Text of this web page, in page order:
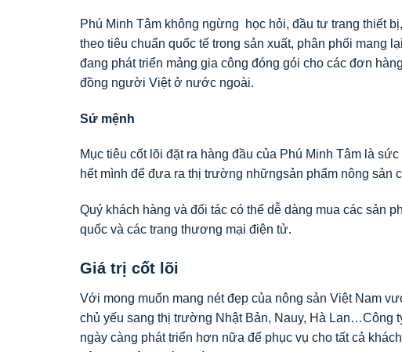
Phú Minh Tâm không ngừng học hỏi, đầu tư trang thiết
theo tiêu chuẩn quốc tế trong sản xuất, phân phối mang
đang phát triển mảng gia công đóng gói cho các đơn
đồng người Việt ở nước ngoài.
Sứ mệnh
Mục tiêu cốt lõi đặt ra hàng đầu của Phú Minh Tâm là
hết mình để đưa ra thị trường nhữngsản phẩm nông sản
Quý khách hàng và đối tác có thể dễ dàng mua các sản
quốc và các trang thương mại điện tử.
Giá trị cốt lõi
Với mong muốn mang nét đẹp của nông sản Việt Nam
chủ yếu sang thị trường Nhật Bản, Nauy, Hà Lan…Công
ngày càng phát triển hơn nữa để phục vụ cho tất cả